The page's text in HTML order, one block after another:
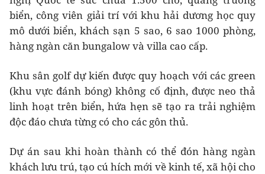
biển, công viên giải trí với khu hải dương học quy
mô dưới biển, khách sạn 5 sao, 6 sao 1000 phòng,
hàng ngàn căn bungalow và villa cao cấp.
Khu sân golf dự kiến được quy hoạch với các green
(khu vực đánh bóng) không cố định, được neo thả
linh hoạt trên biển, hứa hẹn sẽ tạo ra trải nghiệm
độc đáo chưa từng có cho các gôn thủ.
Dự án sau khi hoàn thành có thể đón hàng ngàn
khách lưu trú, tạo cú hích mới về kinh tế, xã hội cho